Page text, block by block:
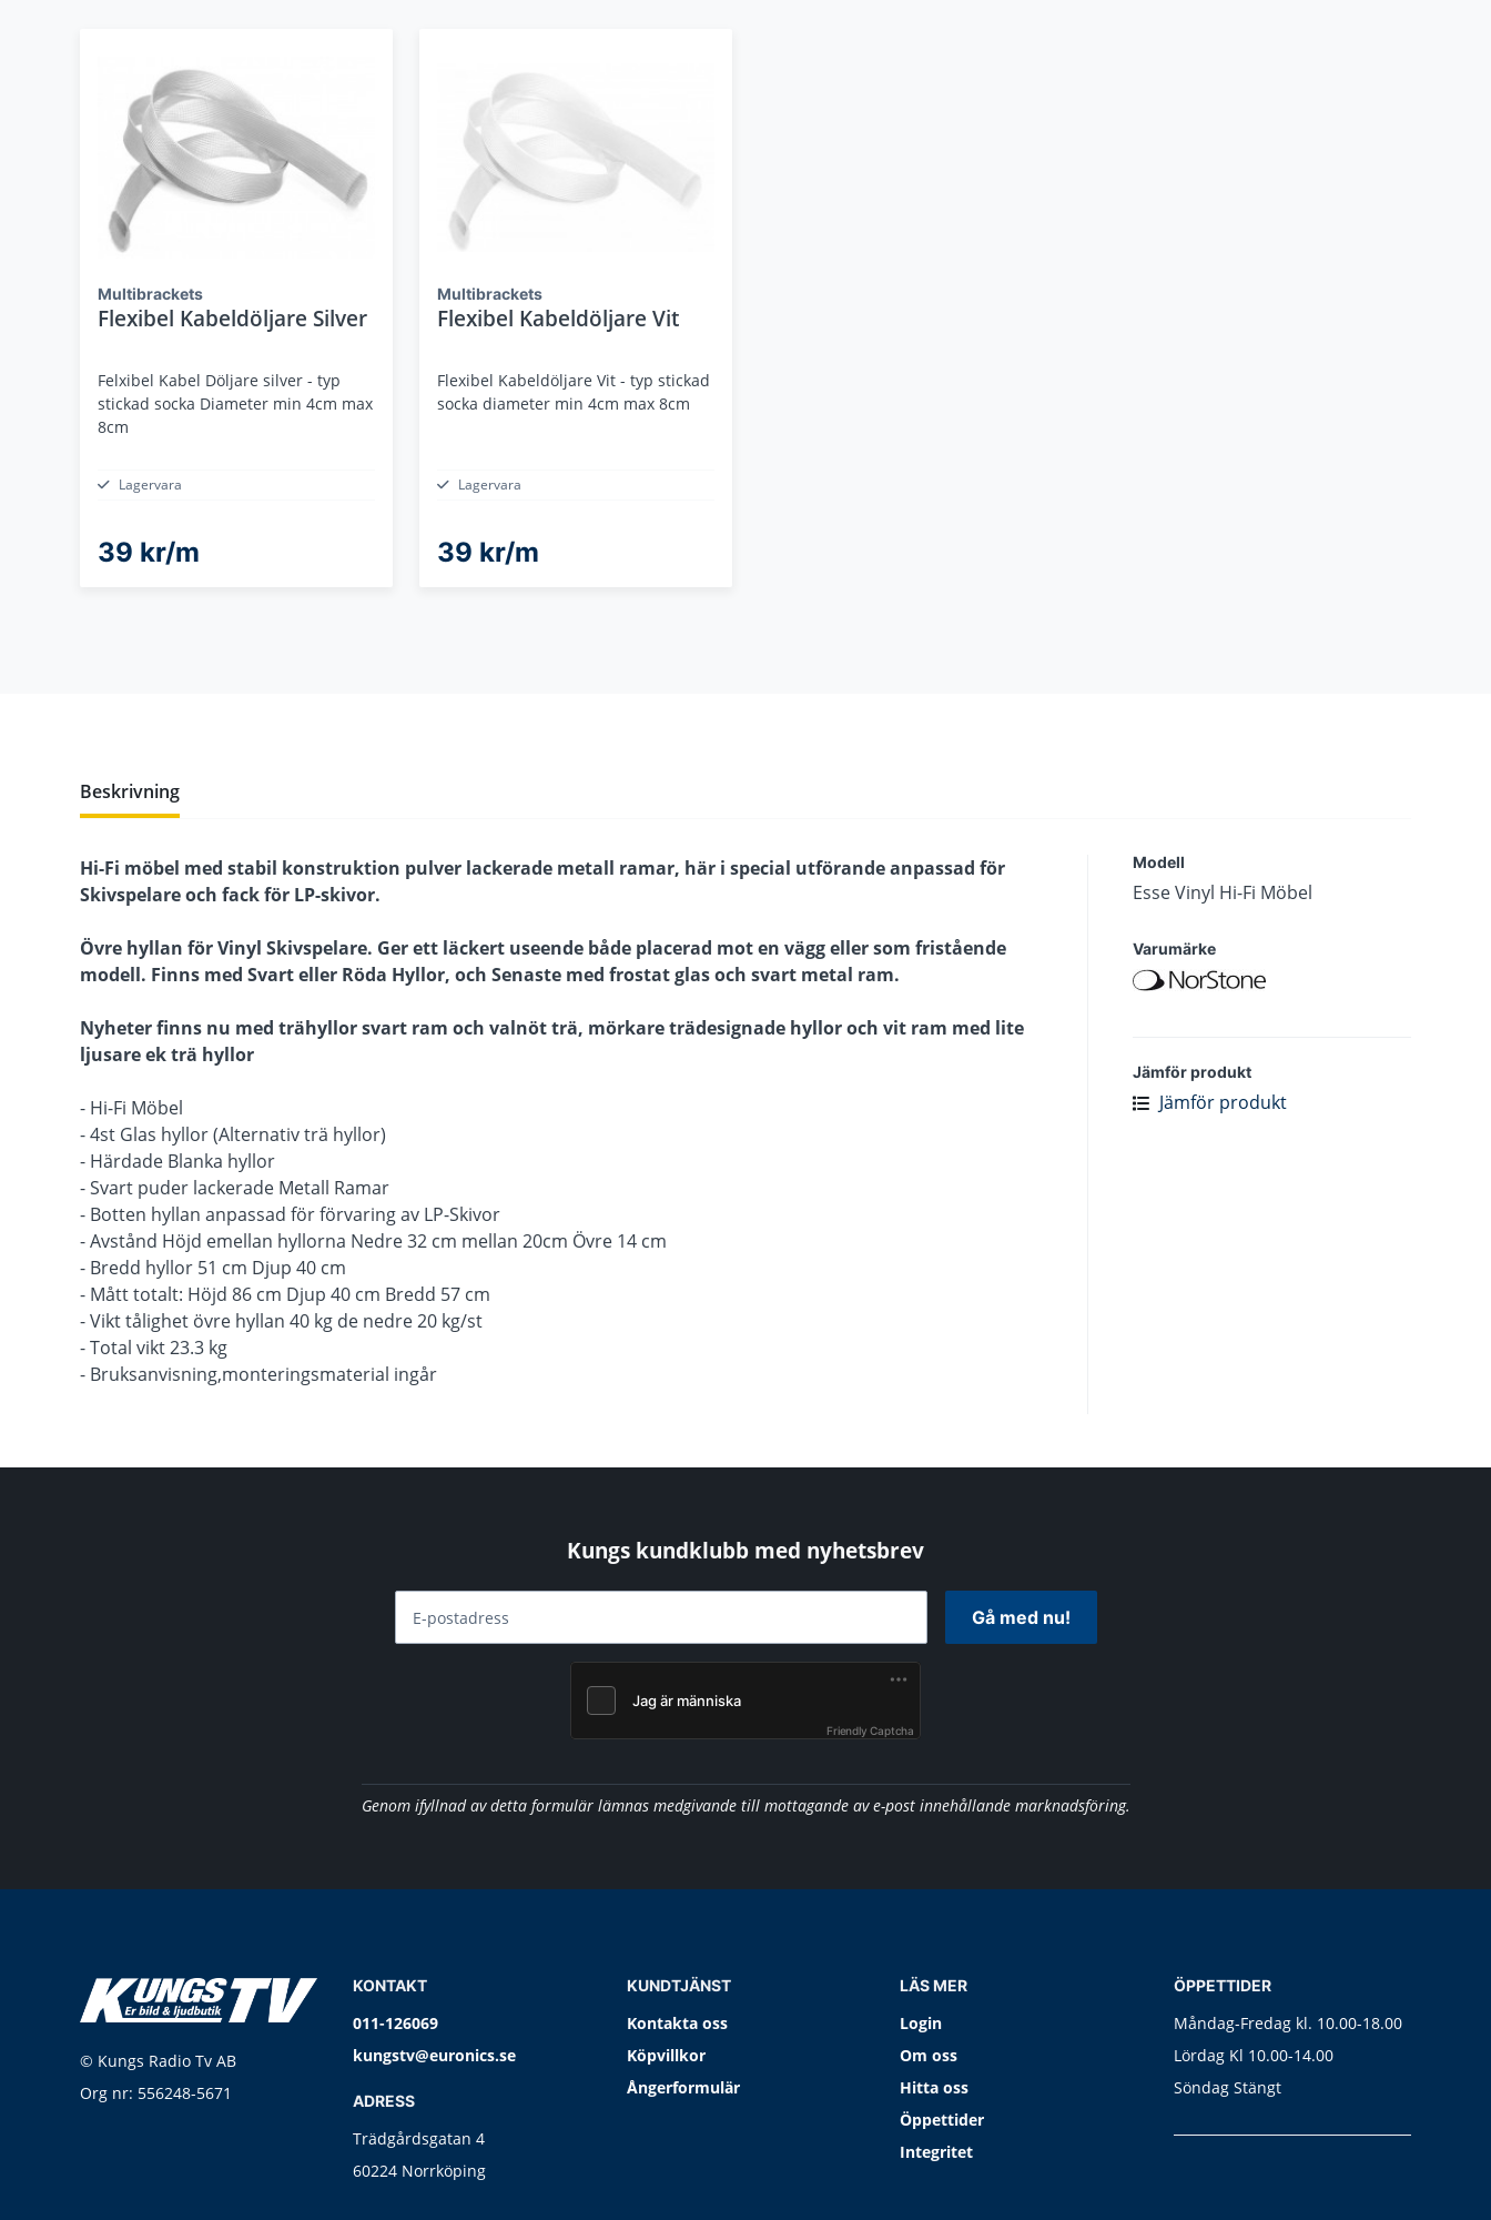
Multibrackets
Flexibel Kabeldöljare Silver
Felxibel Kabel Döljare silver - typ
stickad socka Diameter min 4cm max
8cm
Lagervara
39 kr/m
Multibrackets
Flexibel Kabeldöljare Vit
Flexibel Kabeldöljare Vit - typ stickad
socka diameter min 4cm max 8cm
Lagervara
39 kr/m
Beskrivning
Hi-Fi möbel med stabil konstruktion pulver lackerade metall ramar, här i special utförande anpassad för
Skivspelare och fack för LP-skivor.
Övre hyllan för Vinyl Skivspelare. Ger ett läckert useende både placerad mot en vägg eller som fristående
modell. Finns med Svart eller Röda Hyllor, och Senaste med frostat glas och svart metal ram.
Nyheter finns nu med trähyllor svart ram och valnöt trä, mörkare trädesignade hyllor och vit ram med lite
ljusare ek trä hyllor
- Hi-Fi Möbel
- 4st Glas hyllor (Alternativ trä hyllor)
- Härdade Blanka hyllor
- Svart puder lackerade Metall Ramar
- Botten hyllan anpassad för förvaring av LP-Skivor
- Avstånd Höjd emellan hyllorna Nedre 32 cm mellan 20cm Övre 14 cm
- Bredd hyllor 51 cm Djup 40 cm
- Mått totalt: Höjd 86 cm Djup 40 cm Bredd 57 cm
- Vikt tålighet övre hyllan 40 kg de nedre 20 kg/st
- Total vikt 23.3 kg
- Bruksanvisning,monteringsmaterial ingår
Modell
Esse Vinyl Hi-Fi Möbel
Varumärke
Jämför produkt
Jämför produkt
Kungs kundklubb med nyhetsbrev
E-postadress Gå med nu!
Friendly Captcha
Genom ifyllnad av detta formulär lämnas medgivande till mottagande av e-post innehållande marknadsföring.
© Kungs Radio Tv AB
Org nr: 556248-5671
KONTAKT
011-126069
kungstv@euronics.se
ADRESS
Trädgårdsgatan 4
60224 Norrköping
KUNDTJÄNST
Kontakta oss
Köpvillkor
Ångerformulär
LÄS MER
Login
Om oss
Hitta oss
Öppettider
Integritet
ÖPPETTIDER
Måndag-Fredag kl. 10.00-18.00
Lördag Kl 10.00-14.00
Söndag Stängt